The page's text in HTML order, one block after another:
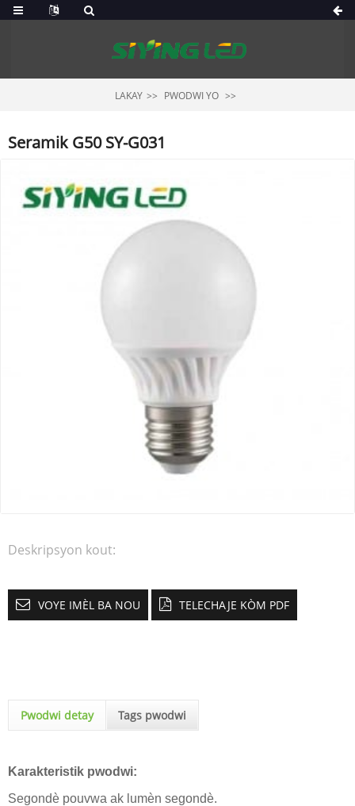
LAKAY PWODWI YO
Seramik G50 SY-G031
Deskripsyon kout:
VOYE IMÈL BA NOU TELECHAJE KÒM PDF
Pwodwi detay Tags pwodwi
Karakteristik pwodwi:
Segondè pouvwa ak lumèn segondè.